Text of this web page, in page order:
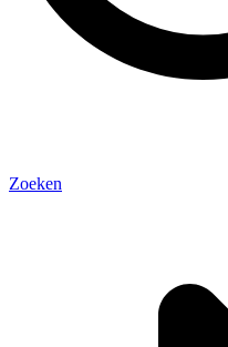
Zoeken